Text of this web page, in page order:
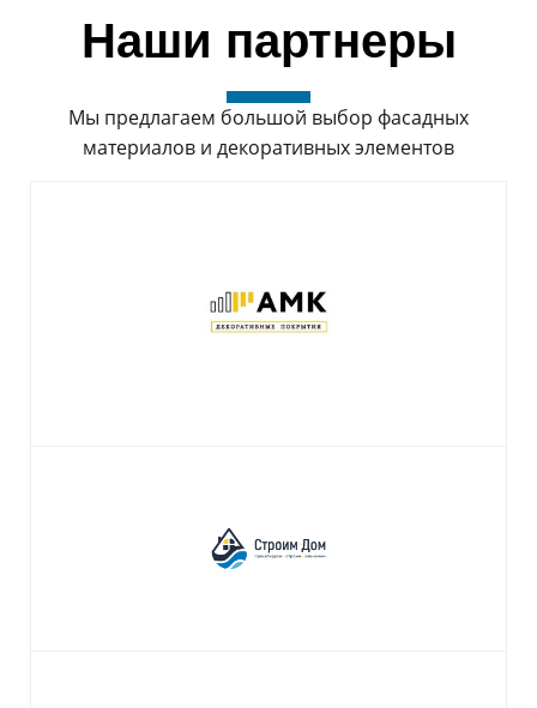
Наши партнеры
Мы предлагаем большой выбор фасадных
материалов и декоративных элементов